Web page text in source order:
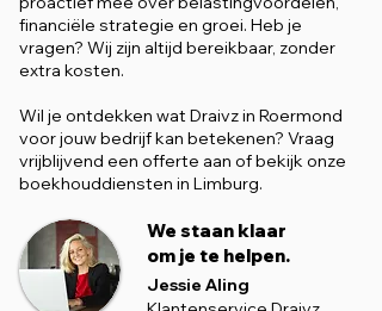
financiële strategie en groei. Heb je
vragen? Wij zijn altijd bereikbaar, zonder
extra kosten.
Wil je ontdekken wat Draivz in Roermond
voor jouw bedrijf kan betekenen? Vraag
vrijblijvend een offerte aan of bekijk onze
boekhouddiensten in Limburg.
We staan klaar
om je te helpen.
Jessie Aling